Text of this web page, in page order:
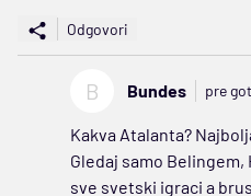
Odgovori
B Bundes pre
Kakva Atalanta?
Gledaj samo Belingem,
sve svetski igraci a